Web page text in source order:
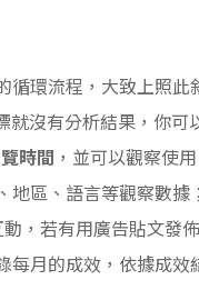
循環流程，大致上照此
就沒有分析結果，你可
時間 ，並可以觀察使用
區、語言等觀察數據
，若有用廣告貼文發佈
每月的成效，依據成效